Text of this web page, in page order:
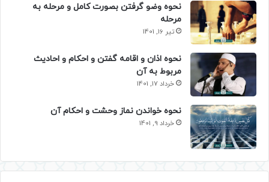
نحوه وضو گرفتن بصورت کامل و مرحله به
مرحله
تیر 16, 1401
نحوه اذان و اقامه گفتن و احکام و احادیث
مربوط به آن
خرداد 17, 1401
نحوه خواندن نماز وحشت و احکام آن
خرداد 9, 1401